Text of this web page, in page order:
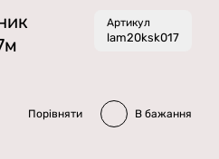
Артикул
lam20ksk017
Порівняти В бажання